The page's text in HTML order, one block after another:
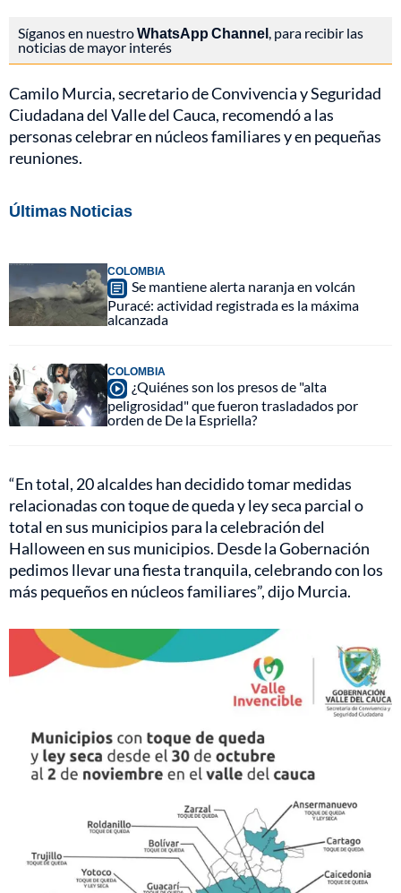
Síganos en nuestroWhatsApp Channel, para recibir las
noticias de mayor interés
Camilo Murcia, secretario de Convivencia y Seguridad
Ciudadana del Valle del Cauca, recomendó a las
personas celebrar en núcleos familiares y en pequeñas
reuniones.
Últimas Noticias
COLOMBIA
Se mantiene alerta naranja en volcán
Puracé: actividad registrada es la máxima
alcanzada
COLOMBIA
¿Quiénes son los presos de "alta
peligrosidad" que fueron trasladados por
orden de De la Espriella?
“En total, 20 alcaldes han decidido tomar medidas
relacionadas con toque de queda y ley seca parcial o
total en sus municipios para la celebración del
Halloween en sus municipios. Desde la Gobernación
pedimos llevar una fiesta tranquila, celebrando con los
más pequeños en núcleos familiares”, dijo Murcia.